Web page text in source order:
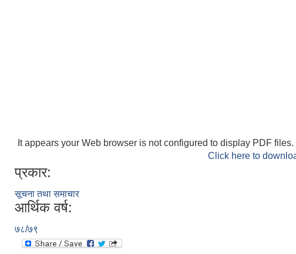
It appears your Web browser is not configured to display PDF files.
Click here to
प्रकार:
सूचना तथा समाचार
आर्थिक वर्ष:
७८/७९